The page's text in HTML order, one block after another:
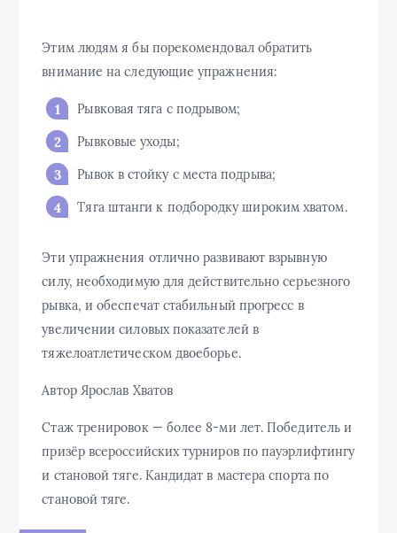
Этим людям я бы порекомендовал обратить
внимание на следующие упражнения:
Рывковая тяга с подрывом;
Рывковые уходы;
Рывок в стойку с места подрыва;
Тяга штанги к подбородку широким хватом.
Эти упражнения отлично развивают взрывную
силу, необходимую для действительно серьезного
рывка, и обеспечат стабильный прогресс в
увеличении силовых показателей в
тяжелоатлетическом двоеборье.
Автор Ярослав Хватов
Стаж тренировок — более 8-ми лет. Победитель и
призёр всероссийских турниров по пауэрлифтингу
и становой тяге. Кандидат в мастера спорта по
становой тяге.